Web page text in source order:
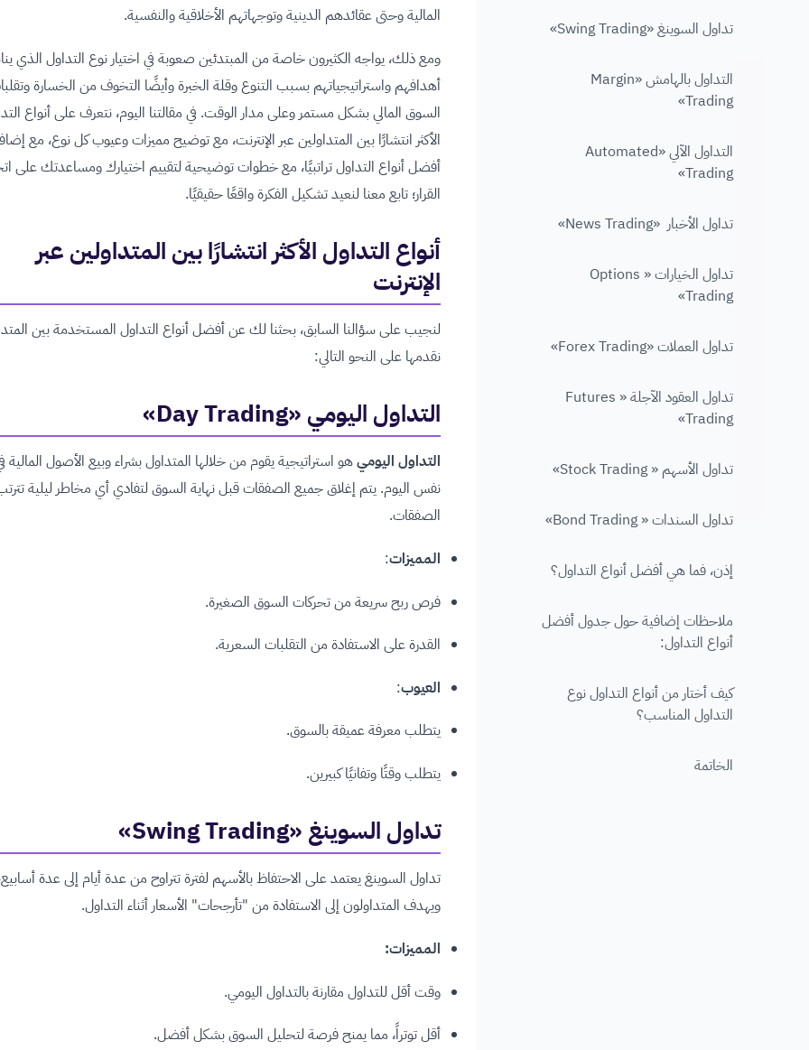
تداول السوينغ «Swing Trading»
التداول بالهامش «Margin
Trading»
التداول الآلي «Automated
Trading»
تداول الأخبار «News Trading»
تداول الخيارات « Options
Trading»
تداول العملات «Forex Trading»
تداول العقود الآجلة « Futures
Trading»
تداول الأسهم « Stock Trading»
تداول السندات « Bond Trading»
إذن، فما هي أفضل أنواع التداول؟
ملاحظات إضافية حول جدول أفضل
أنواع التداول:
كيف أختار من أنواع التداول نوع
التداول المناسب؟
الخاتمة
المالية وحتى عقائدهم الدينية وتوجهاتهم الأخلاقية والنفسية.
ومع ذلك، يواجه الكثيرون خاصة من المبتدئين صعوبة في اختيار نوع التداول الذي
أهدافهم واستراتيجياتهم بسبب التنوع وقلة الخبرة وأيضًا التخوف من الخسارة
السوق المالي بشكل مستمر وعلى مدار الوقت. في مقالتنا اليوم، نتعرف على أنواع
الأكثر انتشارًا بين المتداولين عبر الإنترنت، مع توضيح مميزات وعيوب كل نوع، مع
أفضل أنواع التداول تراتبيًا، مع خطوات توضيحية لتقييم اختيارك ومساعدتك على
القرار؛ تابع معنا لنعيد تشكيل الفكرة واقعًا حقيقيًا.
أنواع التداول الأكثر انتشارًا بين المتداولين عبر
الإنترنت
لنجيب على سؤالنا السابق، بحثنا لك عن أفضل أنواع التداول المستخدمة بين
نقدمها على النحو التالي:
التداول اليومي «Day Trading»
التداول اليوميهو استراتيجية يقوم من خلالها المتداول بشراء وبيع الأصول المالية
نفس اليوم. يتم إغلاق جميع الصفقات قبل نهاية السوق لتفادي أي مخاطر ليلية
الصفقات.
المميزات:
فرص ربح سريعة من تحركات السوق الصغيرة.
القدرة على الاستفادة من التقلبات السعرية.
العيوب:
يتطلب معرفة عميقة بالسوق.
يتطلب وقتًا وتفانيًا كبيرين.
تداول السوينغ «Swing Trading»
تداول السوينغ يعتمد على الاحتفاظ بالأسهم لفترة تتراوح من عدة أيام إلى عدة
ويهدف المتداولون إلى الاستفادة من "تأرجحات" الأسعار أثناء التداول.
المميزات:
وقت أقل للتداول مقارنة بالتداول اليومي.
أقل توتراً، مما يمنح فرصة لتحليل السوق بشكل أفضل.